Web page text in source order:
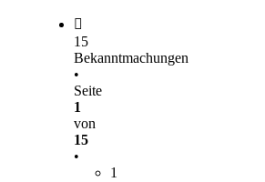
15
Bekanntmachungen
•
Seite
1
von
15
•
1